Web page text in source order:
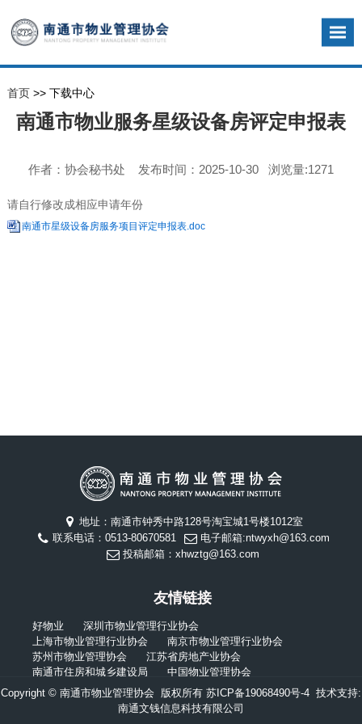
首页>> 下载中心
南通市物业服务星级设备房评定申报表
作者：协会秘书处 发布时间：2025-10-30 浏览量:1271
请自行修改成相应申请年份
南通市星级设备房服务项目评定申报表.doc
地址：南通市钟秀中路128号淘宝城1号楼1012室
联系电话：0513-80670581
电子邮箱:ntwyxh@163.com
投稿邮箱：xhwztg@163.com
友情链接
好物业
深圳市物业管理行业协会
上海市物业管理行业协会
南京市物业管理行业协会
苏州市物业管理协会
江苏省房地产业协会
南通市住房和城乡建设局
中国物业管理协会
Copyright © 南通市物业管理协会 版权所有 苏ICP备19068490号-4 技术支持:
南通文钱信息科技有限公司